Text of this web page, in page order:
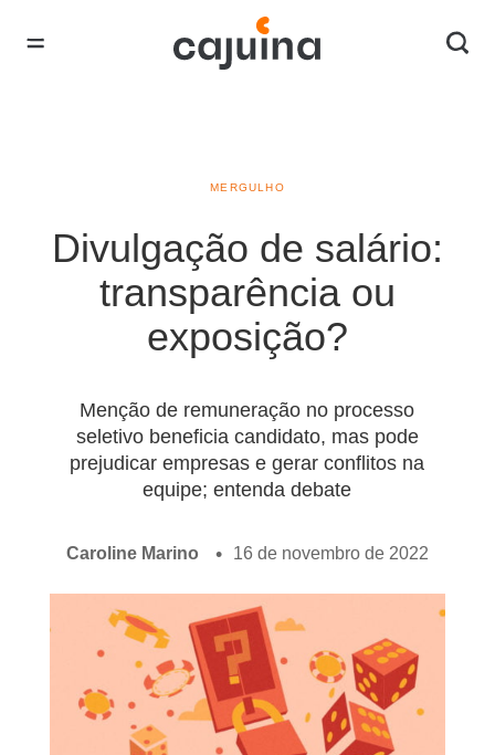
MERGULHO
Divulgação de salário:
transparência ou
exposição?
Menção de remuneração no processo
seletivo beneficia candidato, mas pode
prejudicar empresas e gerar conflitos na
equipe; entenda debate
Caroline Marino 16 de novembro de 2022